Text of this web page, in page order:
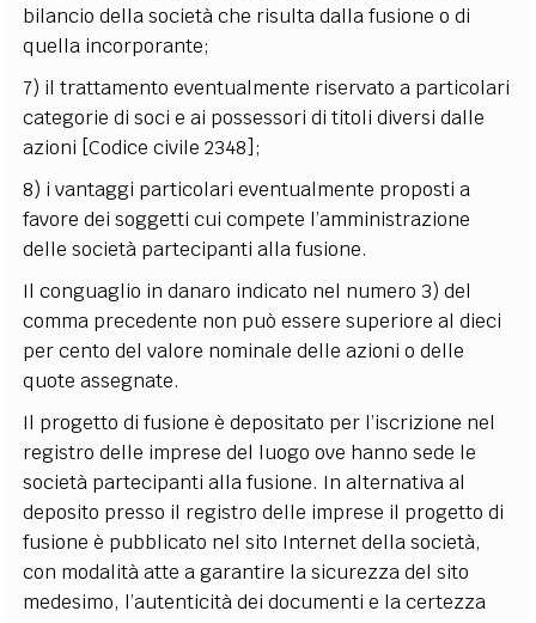
bilancio della società che risulta dalla fusione o di
quella incorporante;
7) il trattamento eventualmente riservato a particolari
categorie di soci e ai possessori di titoli diversi dalle
azioni [Codice civile 2348];
8) i vantaggi particolari eventualmente proposti a
favore dei soggetti cui compete l’amministrazione
delle società partecipanti alla fusione.
Il conguaglio in danaro indicato nel numero 3) del
comma precedente non può essere superiore al dieci
per cento del valore nominale delle azioni o delle
quote assegnate.
Il progetto di fusione è depositato per l’iscrizione nel
registro delle imprese del luogo ove hanno sede le
società partecipanti alla fusione. In alternativa al
deposito presso il registro delle imprese il progetto di
fusione è pubblicato nel sito Internet della società,
con modalità atte a garantire la sicurezza del sito
medesimo, l’autenticità dei documenti e la certezza